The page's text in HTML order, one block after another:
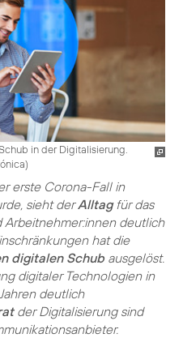
in der Digitalisierung.
)
erste Corona-Fall in
sieht derAlltagfür das
Arbeitnehmer:innen deutlich
hat die
digitalen Schub ausgelöst.
digitaler Technologien in
deutlich
der Digitalisierung sind